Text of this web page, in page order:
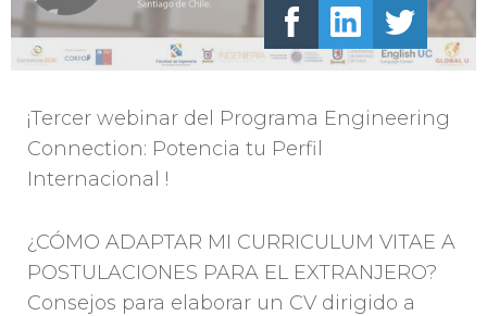
¡Tercer webinar del Programa Engineering
Connection: Potencia tu Perfil
Internacional !
¿CÓMO ADAPTAR MI CURRICULUM VITAE A
POSTULACIONES PARA EL EXTRANJERO?
Consejos para elaborar un CV dirigido a